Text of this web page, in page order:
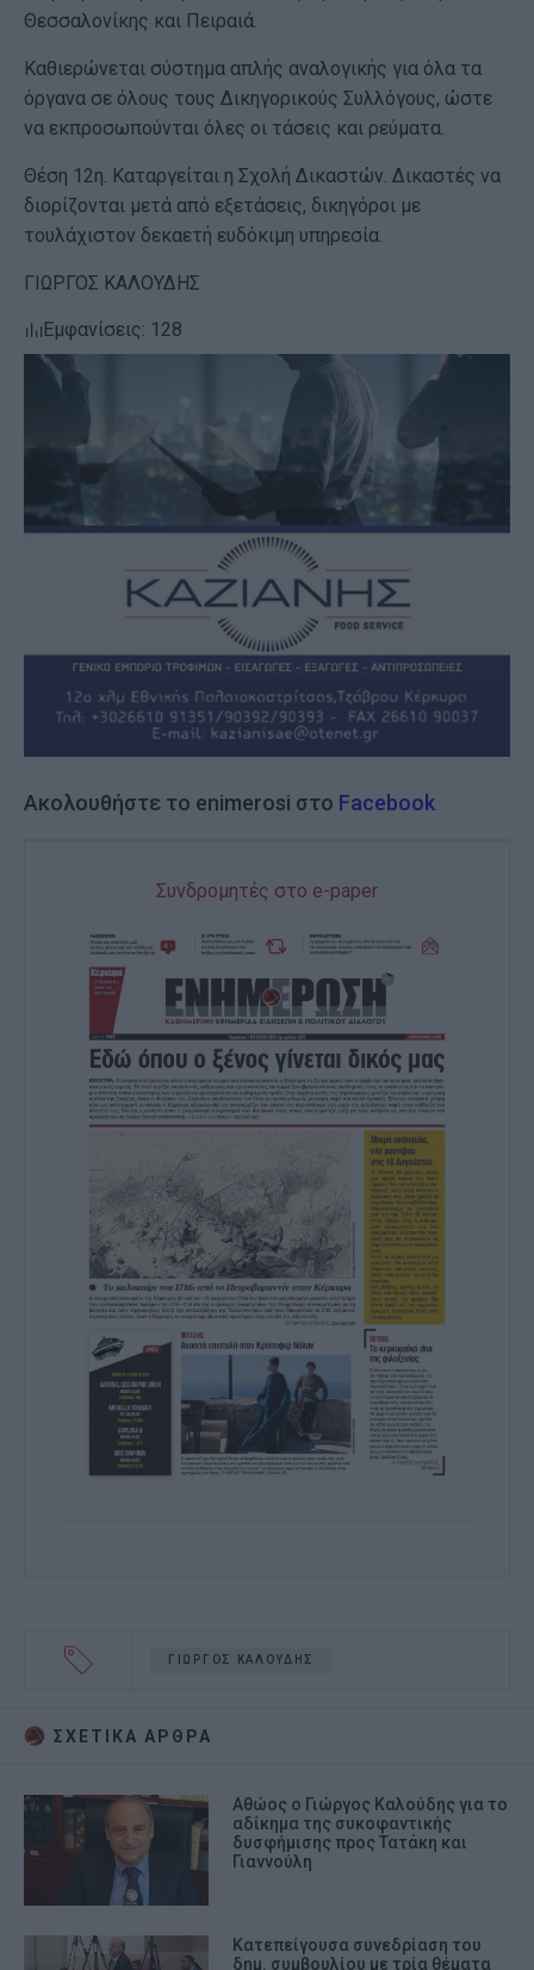
Θεσσαλονίκης και Πειραιά.
Καθιερώνεται σύστημα απλής αναλογικής για όλα τα
όργανα σε όλους τους Δικηγορικούς Συλλόγους, ώστε
να εκπροσωπούνται όλες οι τάσεις και ρεύματα.
Θέση 12η. Καταργείται η Σχολή Δικαστών. Δικαστές να
διορίζονται μετά από εξετάσεις, δικηγόροι με
τουλάχιστον δεκαετή ευδόκιμη υπηρεσία.
ΓΙΩΡΓΟΣ ΚΑΛΟΥΔΗΣ
Εμφανίσεις: 128
Ακολουθήστε το enimerosi στο Facebook
Συνδρομητές στο e-paper
ΓΙΩΡΓΟΣ ΚΑΛΟΥΔΗΣ
ΣΧΕΤΙΚA AΡΘΡΑ
Αθώος ο Γιώργος Καλούδης για το
αδίκημα της συκοφαντικής
δυσφήμισης προς Τατάκη και
Γιαννούλη
Κατεπείγουσα συνεδρίαση του
δημ. συμβουλίου με τρία θέματα